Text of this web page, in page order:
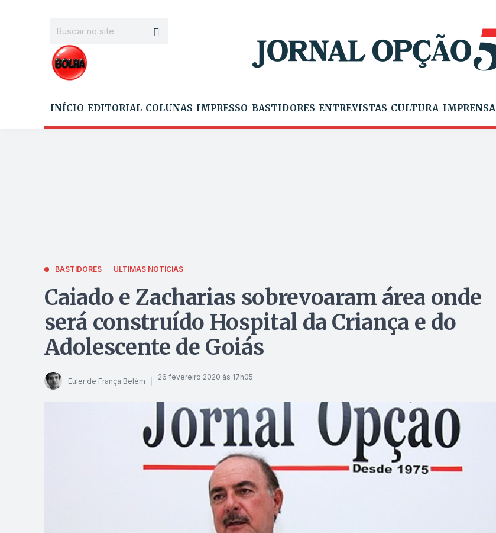
INÍCIO EDITORIAL COLUNAS IMPRESSO BASTIDORES ENTREVISTAS CULTURA IMPRENSA
BASTIDORES ÚLTIMAS NOTÍCIAS
Caiado e Zacharias sobrevoaram área onde
será construído Hospital da Criança e do
Adolescente de Goiás
Euler de França Belém 26 fevereiro 2020 às 17h05